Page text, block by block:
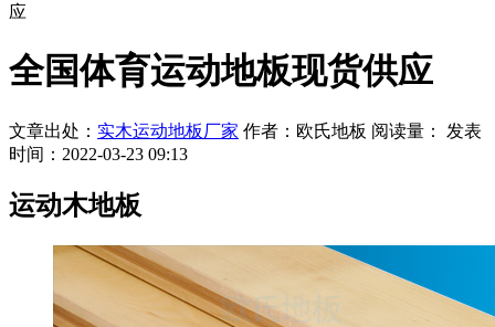
应
全国体育运动地板现货供应
文章出处： 实木运动地板厂家 作者：欧氏地板 阅读量：
发表
时间：2022-03-23 09:13
运动木地板